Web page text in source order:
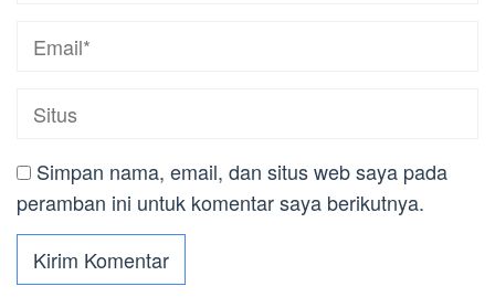
Simpan nama, email, dan situs web saya pada
peramban ini untuk komentar saya berikutnya.